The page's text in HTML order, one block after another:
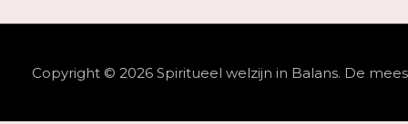
Copyright © 2026 Spiritueel welzijn in Balans. De